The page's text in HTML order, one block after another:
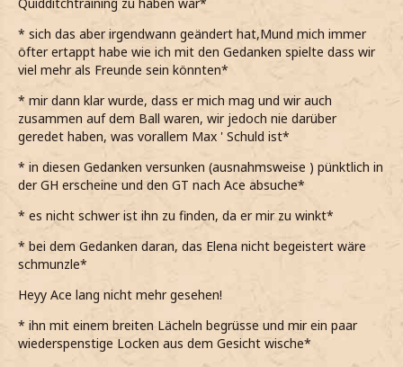
Quidditchtraining zu haben war*
* sich das aber irgendwann geändert hat,Mund mich immer
öfter ertappt habe wie ich mit den Gedanken spielte dass wir
viel mehr als Freunde sein könnten*
* mir dann klar wurde, dass er mich mag und wir auch
zusammen auf dem Ball waren, wir jedoch nie darüber
geredet haben, was vorallem Max ' Schuld ist*
* in diesen Gedanken versunken (ausnahmsweise ) pünktlich in
der GH erscheine und den GT nach Ace absuche*
* es nicht schwer ist ihn zu finden, da er mir zu winkt*
* bei dem Gedanken daran, das Elena nicht begeistert wäre
schmunzle*
Heyy Ace lang nicht mehr gesehen!
* ihn mit einem breiten Lächeln begrüsse und mir ein paar
wiederspenstige Locken aus dem Gesicht wische*